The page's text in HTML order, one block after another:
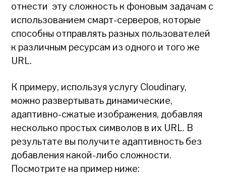
отнести эту сложность к фоновым задачам с
использованием смарт-серверов, которые
способны отправлять разных пользователей
к различным ресурсам из одного и того же
URL.
К примеру, используя услугу Cloudinary,
можно развертывать динамические,
адаптивно-сжатые изображения, добавляя
несколько простых символов в их URL. В
результате вы получите адаптивность без
добавления какой-либо сложности.
Посмотрите на пример ниже: